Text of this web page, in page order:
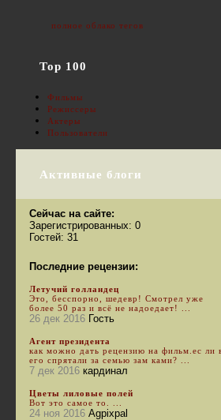
полное облако тегов
Top 100
Фильмы
Режиссеры
Актеры
Пользователи
Активные блоги
Сейчас на сайте:
Зарегистрированных: 0
Гостей: 31
Последние рецензии:
Летучий голландец
Это, бесспорно, шедевр! Смотрел уже
более 50 раз и всё не надоедает! ...
26 дек 2016 Гость
Агент президента
как можно дать рецензию на фильм.ес ли
его спрятали за семью зам ками? ...
7 дек 2016 кардинал
Цветы лиловые полей
Вот это самое то. ...
24 ноя 2016 Agpixpal